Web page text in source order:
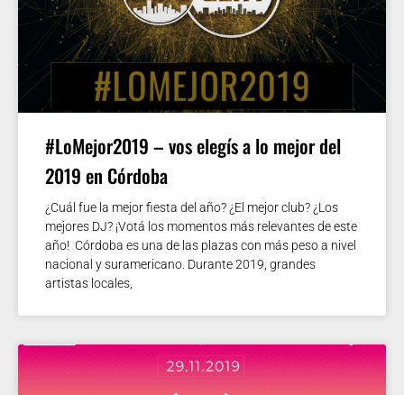
#LoMejor2019 – vos elegís a lo mejor del
2019 en Córdoba
¿Cuál fue la mejor fiesta del año? ¿El mejor club? ¿Los
mejores DJ? ¡Votá los momentos más relevantes de este
año! Córdoba es una de las plazas con más peso a nivel
nacional y suramericano. Durante 2019, grandes
artistas locales,